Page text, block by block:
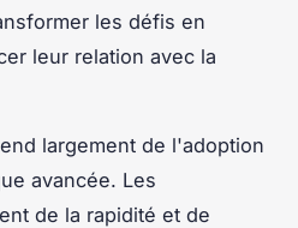
les défis en
leur relation avec la
largement de l'adoption
avancée. Les
de la rapidité et de